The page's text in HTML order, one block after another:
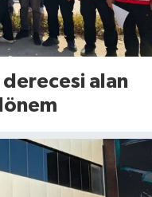
derecesi alan